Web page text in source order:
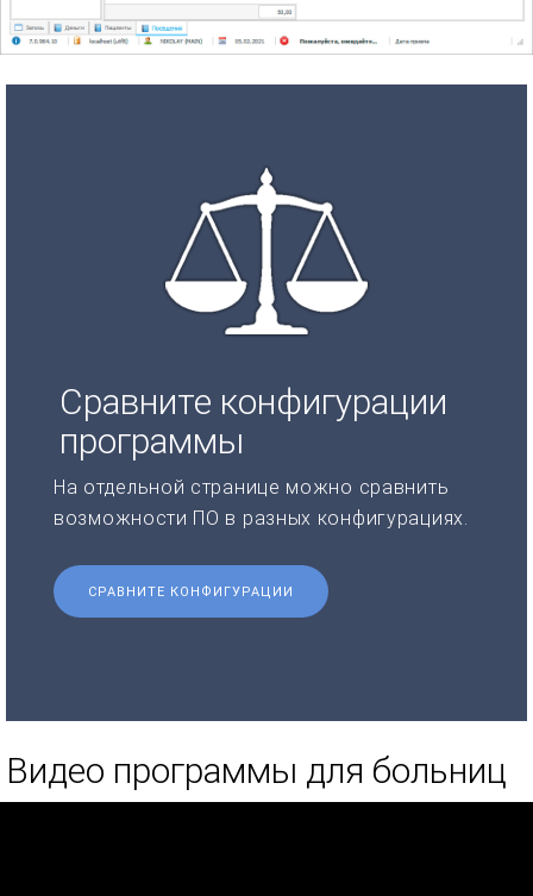
Сравните конфигурации
программы
На отдельной странице можно сравнить
возможности ПО в разных конфигурациях.
СРАВНИТЕ КОНФИГУРАЦИИ
Видео программы для больниц